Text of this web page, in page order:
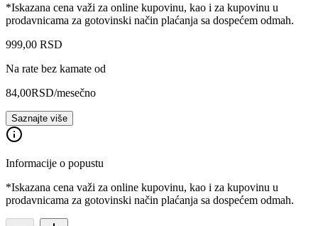
*Iskazana cena važi za online kupovinu, kao i za kupovinu u
prodavnicama za gotovinski način plaćanja sa dospećem odmah.
999,00 RSD
Na rate bez kamate od
84,00RSD/mesečno
Saznajte više
Informacije o popustu
*Iskazana cena važi za online kupovinu, kao i za kupovinu u
prodavnicama za gotovinski način plaćanja sa dospećem odmah.